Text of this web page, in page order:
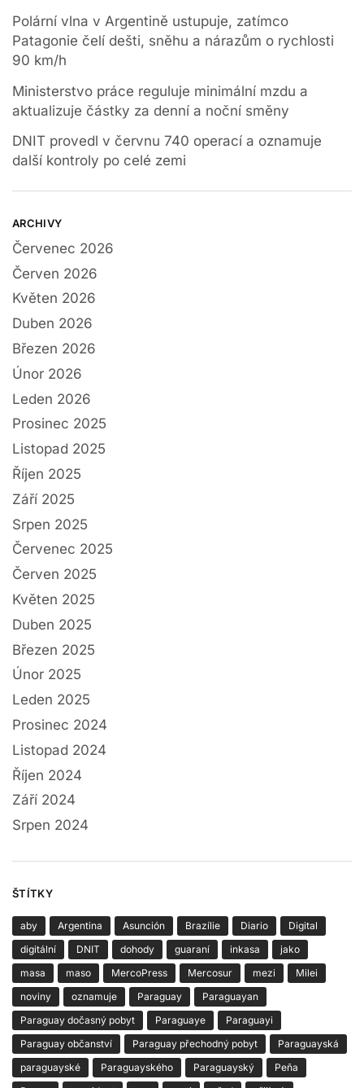
Polární vlna v Argentině ustupuje, zatímco
Patagonie čelí dešti, sněhu a nárazům o rychlosti
90 km/h
Ministerstvo práce reguluje minimální mzdu a
aktualizuje částky za denní a noční směny
DNIT provedl v červnu 740 operací a oznamuje
další kontroly po celé zemi
ARCHIVY
Červenec 2026
Červen 2026
Květen 2026
Duben 2026
Březen 2026
Únor 2026
Leden 2026
Prosinec 2025
Listopad 2025
Říjen 2025
Září 2025
Srpen 2025
Červenec 2025
Červen 2025
Květen 2025
Duben 2025
Březen 2025
Únor 2025
Leden 2025
Prosinec 2024
Listopad 2024
Říjen 2024
Září 2024
Srpen 2024
ŠTÍTKY
aby Argentina Asunción Brazílie Diario
Digital
digitální
DNIT dohody guaraní inkasa
jako
masa
maso MercoPress Mercosur mezi
Milei
noviny
oznamuje Paraguay
Paraguayan
Paraguay dočasný pobyt
Paraguaye
Paraguayi
Paraguay občanství
Paraguay přechodný pobyt
Paraguayská
paraguayské
Paraguayského Paraguayský
Peña